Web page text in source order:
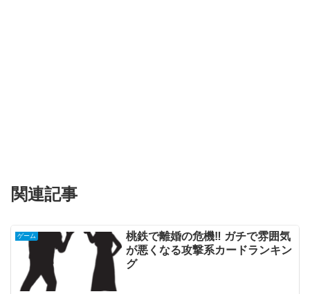
関連記事
ゲーム
桃鉄で離婚の危機‼ ガチで雰囲気
が悪くなる攻撃系カードランキン
グ